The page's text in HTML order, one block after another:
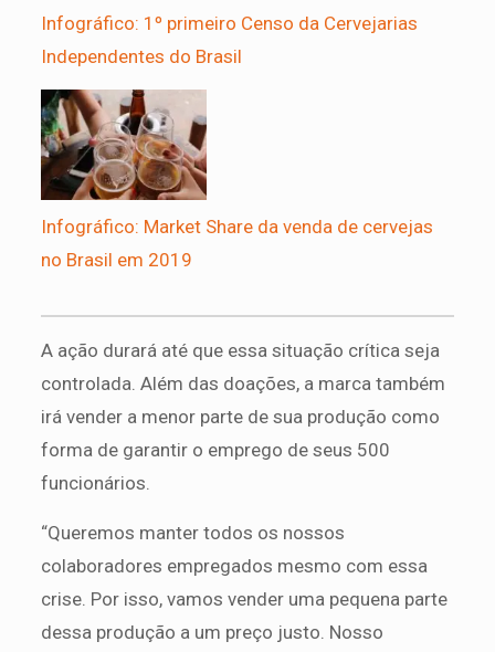
Infográfico: 1º primeiro Censo da Cervejarias
Independentes do Brasil
Infográfico: Market Share da venda de cervejas
no Brasil em 2019
A ação durará até que essa situação crítica seja
controlada. Além das doações, a marca também
irá vender a menor parte de sua produção como
forma de garantir o emprego de seus 500
funcionários.
“Queremos manter todos os nossos
colaboradores empregados mesmo com essa
crise. Por isso, vamos vender uma pequena parte
dessa produção a um preço justo. Nosso